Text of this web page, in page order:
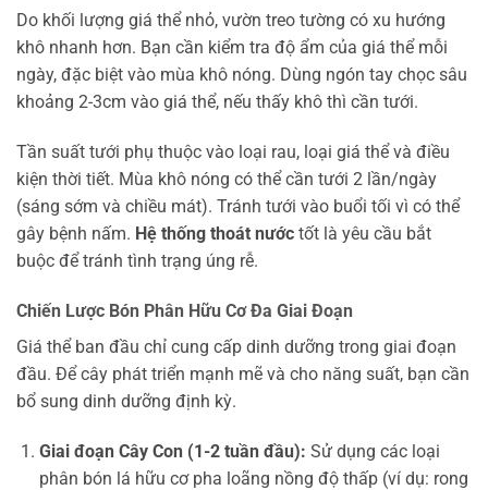
Do khối lượng giá thể nhỏ, vườn treo tường có xu hướng
khô nhanh hơn. Bạn cần kiểm tra độ ẩm của giá thể mỗi
ngày, đặc biệt vào mùa khô nóng. Dùng ngón tay chọc sâu
khoảng 2-3cm vào giá thể, nếu thấy khô thì cần tưới.
Tần suất tưới phụ thuộc vào loại rau, loại giá thể và điều
kiện thời tiết. Mùa khô nóng có thể cần tưới 2 lần/ngày
(sáng sớm và chiều mát). Tránh tưới vào buổi tối vì có thể
gây bệnh nấm. Hệ thống thoát nước tốt là yêu cầu bắt
buộc để tránh tình trạng úng rễ.
Chiến Lược Bón Phân Hữu Cơ Đa Giai Đoạn
Giá thể ban đầu chỉ cung cấp dinh dưỡng trong giai đoạn
đầu. Để cây phát triển mạnh mẽ và cho năng suất, bạn cần
bổ sung dinh dưỡng định kỳ.
Giai đoạn Cây Con (1-2 tuần đầu): Sử dụng các loại
phân bón lá hữu cơ pha loãng nồng độ thấp (ví dụ: rong